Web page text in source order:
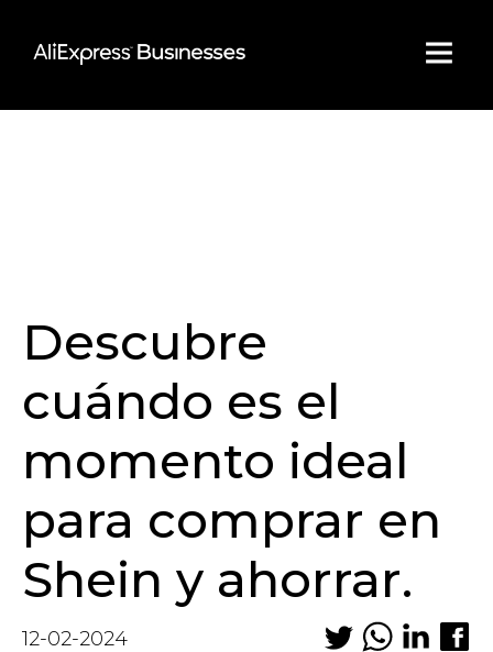
content
Descubre
cuándo es el
momento ideal
para comprar en
Shein y ahorrar.
12-02-2024